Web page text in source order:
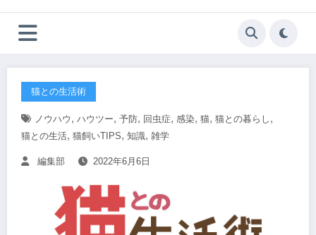
猫との生活術
ノウハウ , ハウツー, 予防, 回虫症, 感染, 猫, 猫との暮らし ,
猫との生活, 猫飼いTIPS, 知識, 雑学
編集部 2022年6月6日